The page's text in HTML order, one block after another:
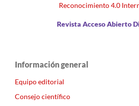
Reconocimiento 4.0
Revista Acceso Abierto
Información general
Equipo editorial
Consejo científico